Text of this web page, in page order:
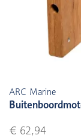
ARC Marine
€ 62,94